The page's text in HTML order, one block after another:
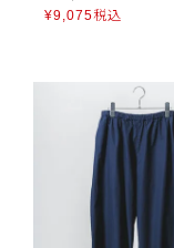
¥9,075税込